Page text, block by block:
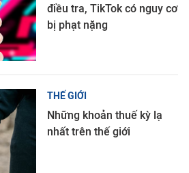
điều tra, TikTok có nguy cơ
bị phạt nặng
THẾ GIỚI
Những khoản thuế kỳ lạ
nhất trên thế giới